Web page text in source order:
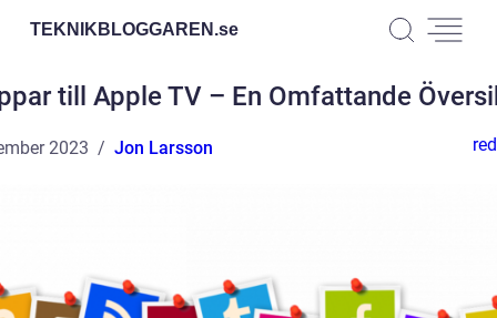
TEKNIKBLOGGAREN.se
till Apple TV – En Omfattande
2023 Jon Larsson